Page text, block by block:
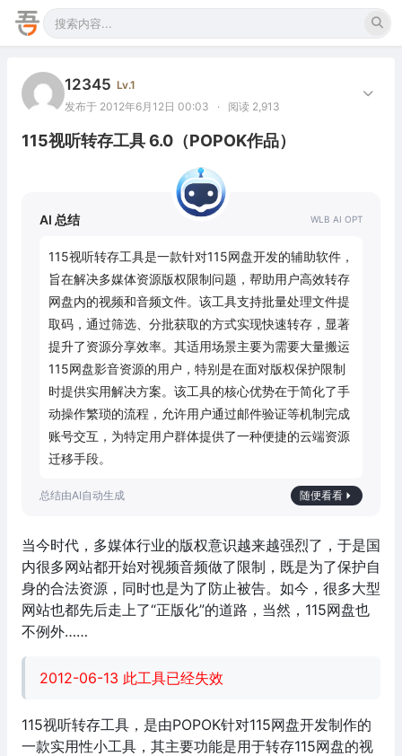
12345 Lv.1
发布于 2012年6月12日 00:03
· 阅读 2,913
115视听转存工具 6.0（POPOK作品）
AI 总结
115视听转存工具是一款针对115网盘开发的辅助软件，
旨在解决多媒体资源版权限制问题，帮助用户高效转存
网盘内的视频和音频文件。该工具支持批量处理文件提
取码，通过筛选、分批获取的方式实现快速转存，显著
提升了资源分享效率。其适用场景主要为需要大量搬运
115网盘影音资源的用户，特别是在面对版权保护限制
时提供实用解决方案。该工具的核心优势在于简化了手
动操作繁琐的流程，允许用户通过邮件验证等机制完成
账号交互，为特定用户群体提供了一种便捷的云端资源
迁移手段。
随便看看
当今时代，多媒体行业的版权意识越来越强烈了，于是国
内很多网站都开始对视频音频做了限制，既是为了保护自
身的合法资源，同时也是为了防止被告。如今，很多大型
网站也都先后走上了“正版化”的道路，当然，115网盘也
不例外……
2012-06-13 此工具已经失效
115视听转存工具，是由POPOK针对115网盘开发制作的
一款实用性小工具，其主要功能是用于转存115网盘的视